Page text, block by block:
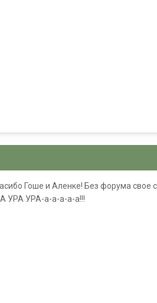
Гоше и Аленке! Без форума свое
УРА УРА-а-а-а-а-а!!!